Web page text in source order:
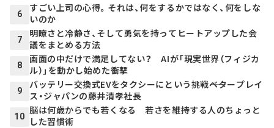
6
すごい上司の心得。それは、何をするかではなく、何をしな
いのか
7
明瞭さと冷静さ、そして勇気を持ってヒートアップした会
議をまとめる方法
8
画面の中だけで満足してない？ AIが「現実世界（フィジカ
ル）」を動かし始めた衝撃
9
バッテリー交換式EVをタクシーにという挑戦――ベタープレイ
ス・ジャパンの藤井清孝社長
10
脳は何歳からでも若くなる 若さを維持する人のちょっと
した習慣術